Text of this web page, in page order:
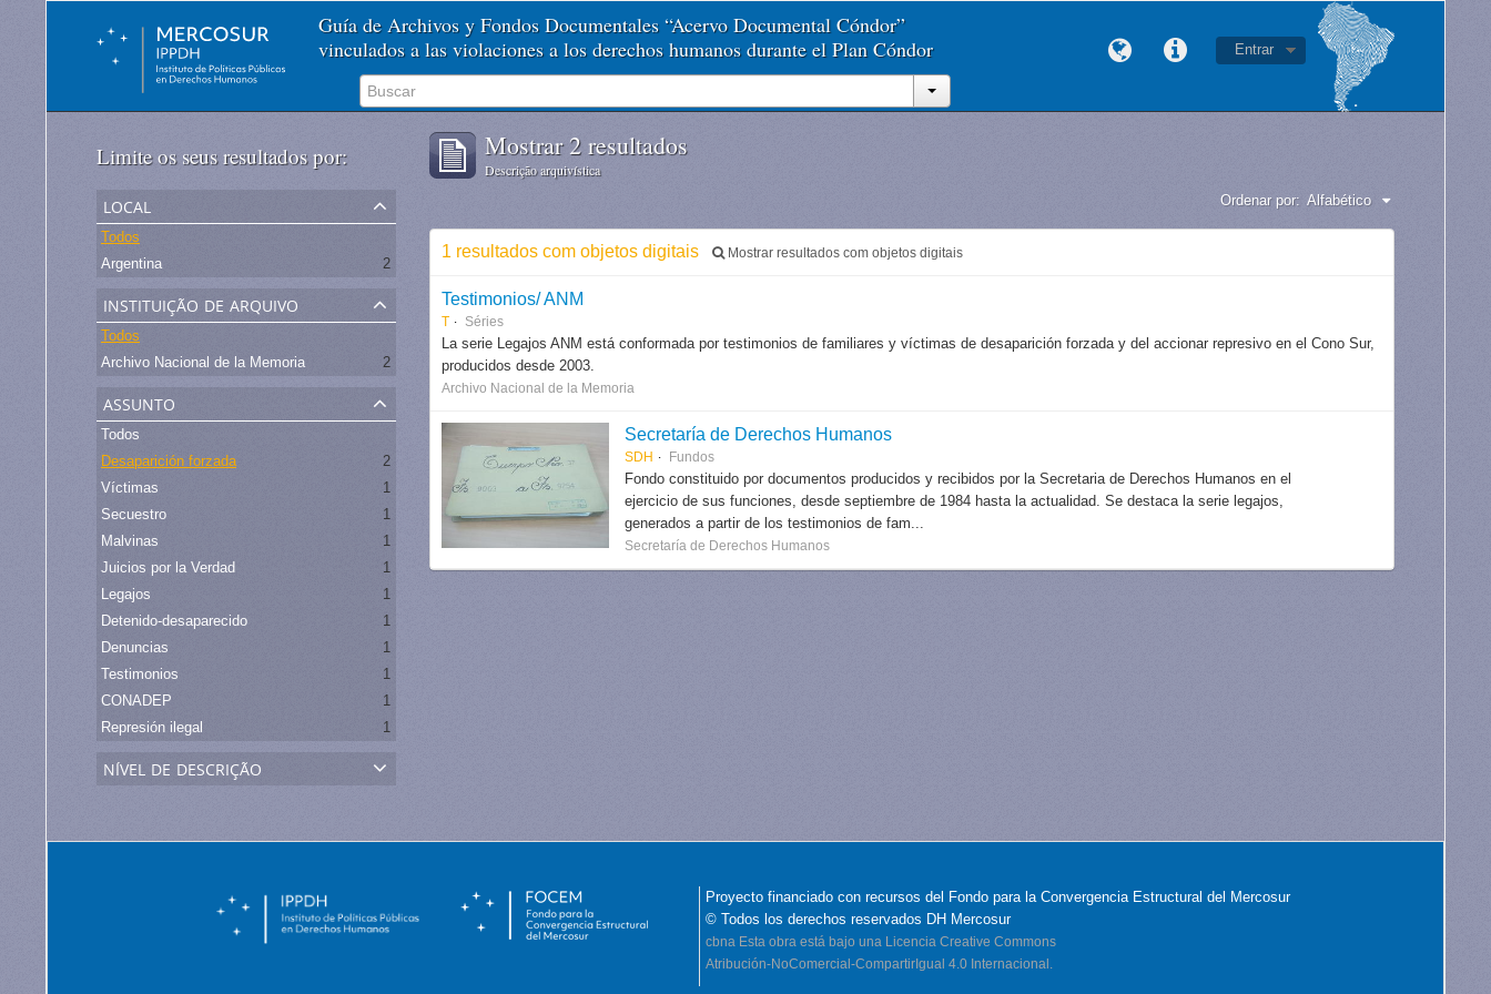
Guía de Archivos y Fondos Documentales “Acervo Documental Cóndor”
vinculados a las violaciones a los derechos humanos durante el Plan Cóndor
Entrar
Limite os seus resultados por:
local
Todos
Argentina
2
instituição de arquivo
Todos
Archivo Nacional de la Memoria
2
assunto
Todos
Desaparición forzada
2
Víctimas
1
Secuestro
1
Malvinas
1
Juicios por la Verdad
1
Legajos
1
Detenido-desaparecido
1
Denuncias
1
Testimonios
1
CONADEP
1
Represión ilegal
1
nível de descrição
Mostrar 2 resultados
Descrição arquivística
Ordenar por: Alfabético
1 resultados com objetos digitais Mostrar resultados com objetos digitais
Testimonios/ ANM
T Séries
La serie Legajos ANM está conformada por testimonios de familiares y víctimas de desaparición forzada y del accionar represivo en el Cono Sur,
producidos desde 2003.
Archivo Nacional de la Memoria
Secretaría de Derechos Humanos
SDH Fundos
Fondo constituido por documentos producidos y recibidos por la Secretaria de Derechos Humanos en el
ejercicio de sus funciones, desde septiembre de 1984 hasta la actualidad. Se destaca la serie legajos,
generados a partir de los testimonios de fam...
Secretaría de Derechos Humanos
Proyecto financiado con recursos del Fondo para la Convergencia Estructural del Mercosur
© Todos los derechos reservados DH Mercosur
cbna Esta obra está bajo una Licencia Creative Commons
Atribución-NoComercial-CompartirIgual 4.0 Internacional.